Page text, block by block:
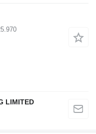
LIMITED